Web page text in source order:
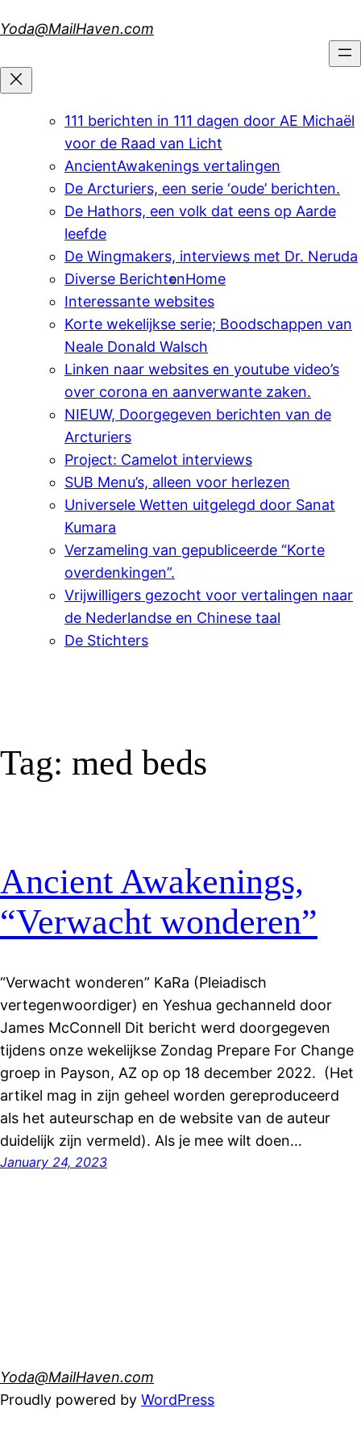
to
Yoda@MailHaven.com
111 berichten in 111 dagen door AE Michaël
voor de Raad van Licht
AncientAwakenings vertalingen
De Arcturiers, een serie ‘oude’ berichten.
De Hathors, een volk dat eens op Aarde
leefde
De Wingmakers, interviews met Dr. Neruda
Diverse BerichtenHome
Interessante websites
Korte wekelijkse serie; Boodschappen van
Neale Donald Walsch
Linken naar websites en youtube video’s
over corona en aanverwante zaken.
NIEUW, Doorgegeven berichten van de
Arcturiers
Project: Camelot interviews
SUB Menu’s, alleen voor herlezen
Universele Wetten uitgelegd door Sanat
Kumara
Verzameling van gepubliceerde “Korte
overdenkingen”.
Vrijwilligers gezocht voor vertalingen naar
de Nederlandse en Chinese taal
De Stichters
Tag: med beds
Ancient Awakenings,
“Verwacht wonderen”
“Verwacht wonderen” KaRa (Pleiadisch
vertegenwoordiger) en Yeshua gechanneld door
James McConnell Dit bericht werd doorgegeven
tijdens onze wekelijkse Zondag Prepare For Change
groep in Payson, AZ op op 18 december 2022. (Het
artikel mag in zijn geheel worden gereproduceerd
als het auteurschap en de website van de auteur
duidelijk zijn vermeld). Als je mee wilt doen…
January 24, 2023
Yoda@MailHaven.com
Proudly powered by WordPress